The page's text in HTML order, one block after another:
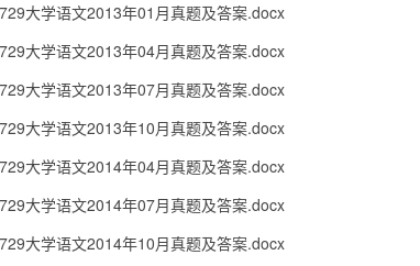
大学语文2013年01月真题及答案.docx
大学语文2013年04月真题及答案.docx
大学语文2013年07月真题及答案.docx
大学语文2013年10月真题及答案.docx
大学语文2014年04月真题及答案.docx
大学语文2014年07月真题及答案.docx
大学语文2014年10月真题及答案.docx